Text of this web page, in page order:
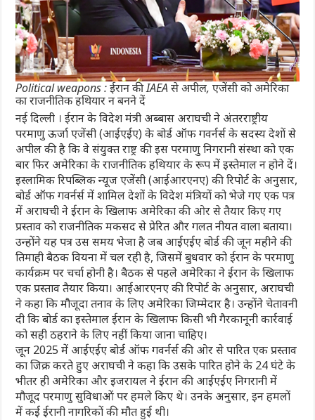
Political weapons : ईरान की IAEA से अपील, एजेंसी को अमेरिका
का राजनीतिक हथियार न बनने दें
नई द‍िल्‍ली । ईरान के विदेश मंत्री अब्बास अराघची ने अंतरराष्ट्रीय
परमाणु ऊर्जा एजेंसी (आईएईए) के बोर्ड ऑफ गवर्नर्स के सदस्य देशों से
अपील की है कि वे संयुक्त राष्ट्र की इस परमाणु निगरानी संस्था को एक
बार फिर अमेरिका के राजनीतिक हथ‍ियार के रूप में इस्तेमाल न होने दें।
इस्लामिक रिपब्लिक न्यूज एजेंसी (आईआरएनए) की र‍िपोर्ट के अनुसार,
बोर्ड ऑफ गवर्नर्स में शामिल देशों के विदेश मंत्रियों को भेजे गए एक पत्र
में अराघची ने ईरान के खिलाफ अमेरिका की ओर से तैयार किए गए
प्रस्ताव को राजनीतिक मकसद से प्रेरित और गलत नीयत वाला बताया।
उन्होंने यह पत्र उस समय भेजा है जब आईएईए बोर्ड की जून महीने की
तिमाही बैठक वियना में चल रही है, जिसमें बुधवार को ईरान के परमाणु
कार्यक्रम पर चर्चा होनी है। बैठक से पहले अमेरिका ने ईरान के खिलाफ
एक प्रस्ताव तैयार किया। आईआरएनए की र‍िपोर्ट के अनुसार, अराघची
ने कहा कि मौजूदा तनाव के लिए अमेरिका जिम्मेदार है। उन्होंने चेतावनी
दी कि बोर्ड का इस्तेमाल ईरान के खिलाफ किसी भी गैरकानूनी कार्रवाई
को सही ठहराने के लिए नहीं किया जाना चाहिए।
जून 2025 में आईएईए बोर्ड ऑफ गवर्नर्स की ओर से पारित एक प्रस्ताव
का जिक्र करते हुए अराघची ने कहा कि उसके पारित होने के 24 घंटे के
भीतर ही अमेरिका और इजरायल ने ईरान की आईएईए निगरानी में
मौजूद परमाणु सुविधाओं पर हमले किए थे। उनके अनुसार, इन हमलों
में कई ईरानी नागरिकों की मौत हुई थी।